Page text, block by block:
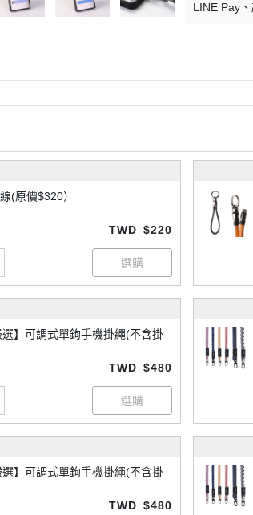
LINE Pay
(原價$320）
TWD $220
選】可調式單鉤手機掛繩(不含掛
TWD $480
選】可調式單鉤手機掛繩(不含掛
TWD $480